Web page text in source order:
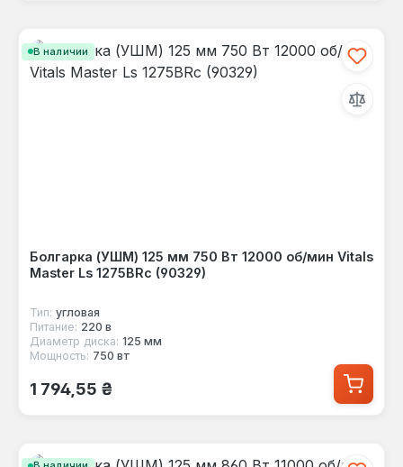
В наличии
Болгарка (УШМ) 125 мм 750 Вт 12000 об/мин Vitals
Master Ls 1275BRc (90329)
Тип: угловая
Питание: 220 в
Диаметр диска: 125 мм
Мощность: 750 вт
Обычная цена:
1 794,55 ₴